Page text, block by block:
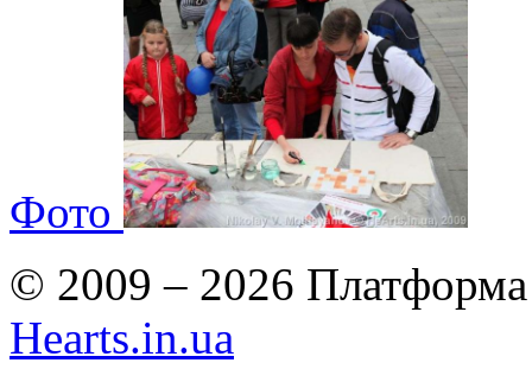
Фото
© 2009 – 2026 Платформа
Hearts.in.ua